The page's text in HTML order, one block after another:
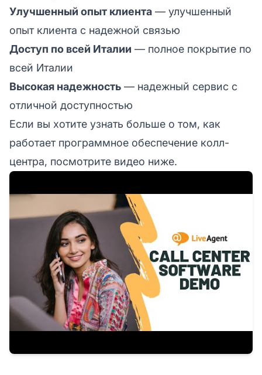
Улучшенный опыт клиента — улучшенный
опыт клиента с надежной связью
Доступ по всей Италии — полное покрытие по
всей Италии
Высокая надежность — надежный сервис с
отличной доступностью
Если вы хотите узнать больше о том, как
работает программное обеспечение колл-
центра, посмотрите видео ниже.